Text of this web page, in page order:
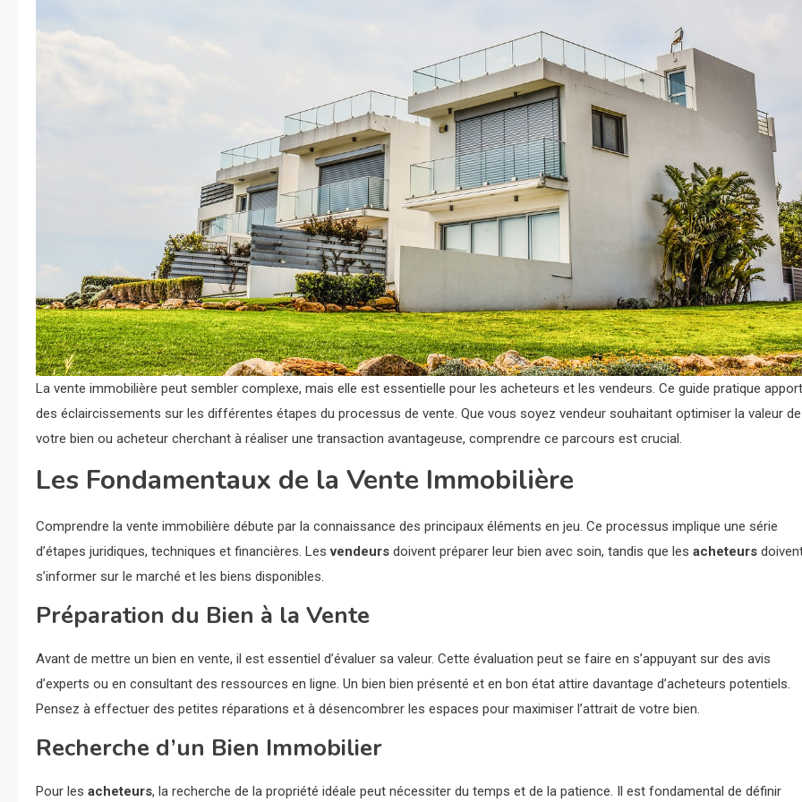
La vente immobilière peut sembler complexe, mais elle est essentielle pour les acheteurs et les vendeurs. Ce guide pratique
des éclaircissements sur les différentes étapes du processus de vente. Que vous soyez vendeur souhaitant optimiser la valeur de
votre bien ou acheteur cherchant à réaliser une transaction avantageuse, comprendre ce parcours est crucial.
Les Fondamentaux de la Vente Immobilière
Comprendre la vente immobilière débute par la connaissance des principaux éléments en jeu. Ce processus implique une série
d’étapes juridiques, techniques et financières. Lesvendeurs doivent préparer leur bien avec soin, tandis que les acheteurs
s’informer sur le marché et les biens disponibles.
Préparation du Bien à la Vente
Avant de mettre un bien en vente, il est essentiel d’évaluer sa valeur. Cette évaluation peut se faire en s’appuyant sur des avis
d’experts ou en consultant des ressources en ligne. Un bien bien présenté et en bon état attire davantage d’acheteurs potentiels.
Pensez à effectuer des petites réparations et à désencombrer les espaces pour maximiser l’attrait de votre bien.
Recherche d’un Bien Immobilier
Pour les acheteurs, la recherche de la propriété idéale peut nécessiter du temps et de la patience. Il est fondamental de définir